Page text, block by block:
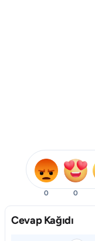
0 0
Cevap Kağıdı